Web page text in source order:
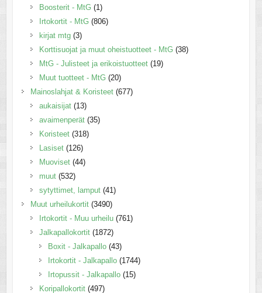
Boosterit - MtG (1)
Irtokortit - MtG (806)
kirjat mtg (3)
Korttisuojat ja muut oheistuotteet - MtG (38)
MtG - Julisteet ja erikoistuotteet (19)
Muut tuotteet - MtG (20)
Mainoslahjat & Koristeet (677)
aukaisijat (13)
avaimenperät (35)
Koristeet (318)
Lasiset (126)
Muoviset (44)
muut (532)
sytyttimet, lamput (41)
Muut urheilukortit (3490)
Irtokortit - Muu urheilu (761)
Jalkapallokortit (1872)
Boxit - Jalkapallo (43)
Irtokortit - Jalkapallo (1744)
Irtopussit - Jalkapallo (15)
Koripallokortit (497)